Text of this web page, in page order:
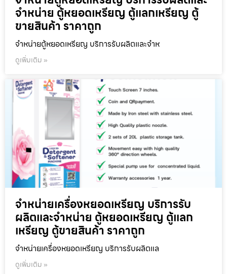
จำหน่าย ตู้หยอดเหรียญ ตู้แลกเหรียญ ตู้
ขายสินค้า ราคาถูก
จำหน่ายตู้หยอดเหรียญ บริการรับผลิตและจำห
ดูเพิ่มเติม »
จำหน่ายเครื่องหยอดเหรียญ บริการรับ
ผลิตและจำหน่าย ตู้หยอดเหรียญ ตู้แลก
เหรียญ ตู้ขายสินค้า ราคาถูก
จำหน่ายเครื่องหยอดเหรียญ บริการรับผลิตแล
ดูเพิ่มเติม »